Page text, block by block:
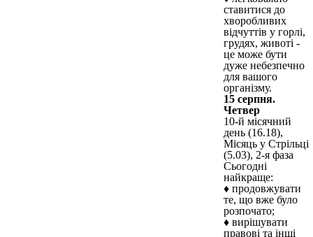
ставитися до
хворобливих
відчуттів у горлі,
грудях, животі -
це може бути
дуже небезпечно
для вашого
організму.
15 серпня.
Четвер
10-й місячний
день (16.18),
Місяць у Стрільці
(5.03), 2-я фаза
Сьогодні
найкраще:
♦ продовжувати
те, що вже було
розпочато;
♦ вирішувати
правові та інші